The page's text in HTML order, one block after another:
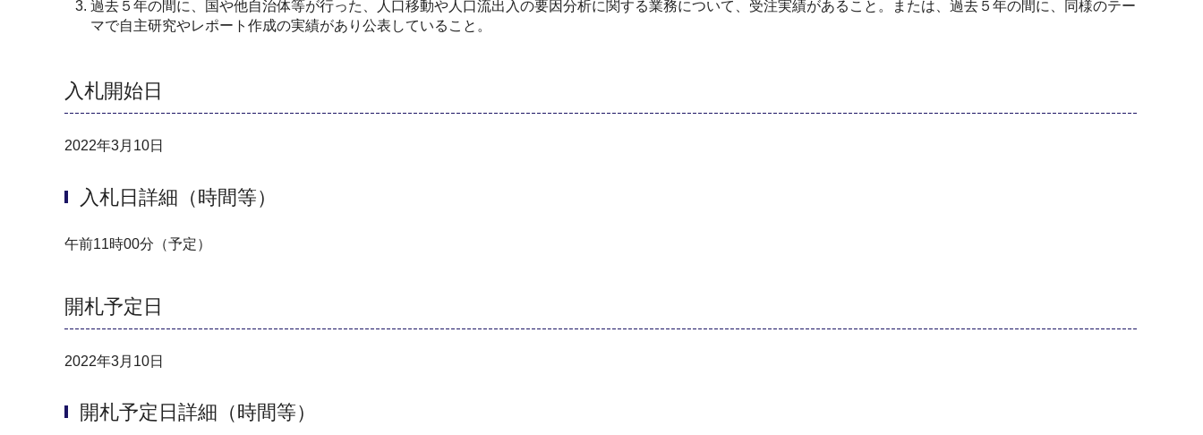
過去５年の間に、国や他自治体等が行った、人口移動や人口流出入の要因分析に関する業務について、受注実績があること。または、過去５年の間に、同様のテー
マで自主研究やレポート作成の実績があり公表していること。
入札開始日
2022年3月10日
入札日詳細（時間等）
午前11時00分（予定）
開札予定日
2022年3月10日
開札予定日詳細（時間等）